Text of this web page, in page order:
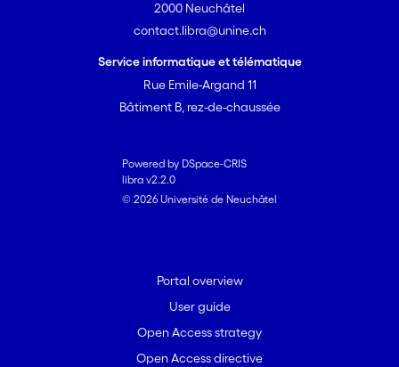
2000 Neuchâtel
contact.libra@unine.ch
Service informatique et télématique
Rue Emile-Argand 11
Bâtiment B, rez-de-chaussée
Powered by DSpace-CRIS
libra v2.2.0
© 2026 Université de Neuchâtel
Portal overview
User guide
Open Access strategy
Open Access directive